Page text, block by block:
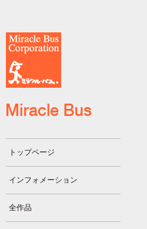
トップページ
インフォメーション
全作品